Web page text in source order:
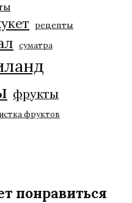
рецепты
суматра
фрукты
фруктов
понравиться